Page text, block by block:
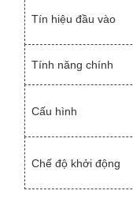
Tín hiệu đầu vào
Tính năng chính
Cấu hình
Chế độ khởi động